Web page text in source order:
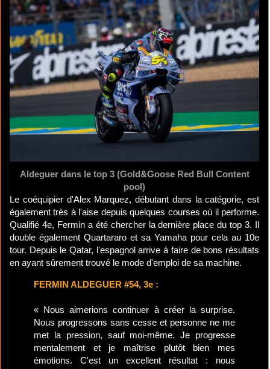
Aldeguer dans le top 3 (Gold&Goose Red Bull Content
pool)
Le coéquipier d'Alex Marquez, débutant dans la catégorie, est
également très à l'aise depuis quelques courses où il performe.
Qualifié 4e, Fermin a été chercher la dernière place du top 3. Il
double également Quartararo et sa Yamaha pour cela au 10e
tour. Depuis le Qatar, l'espagnol arrive à faire de bons résultats
en ayant sûrement trouvé le mode d'emploi de sa machine.
FERMIN ALDEGUER #54, 3e :
« Nous aimerions continuer à créer la surprise.
Nous progressons sans cesse et personne ne me
met la pression, sauf moi-même. Je progresse
mentalement et je maîtrise plutôt bien mes
émotions. C'est un excellent résultat : nous